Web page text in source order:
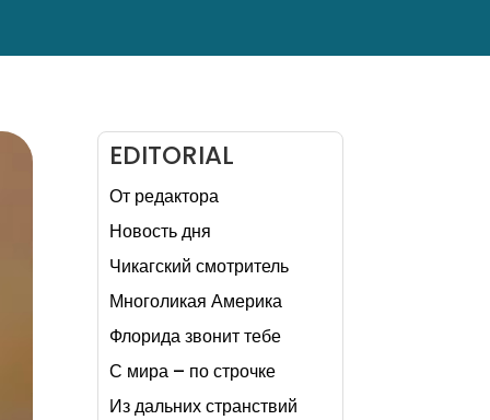
EDITORIAL
От редактора
Новость дня
Чикагский смотритель
Многоликая Америка
Флорида звонит тебе
С мира – по строчке
Из дальних странствий